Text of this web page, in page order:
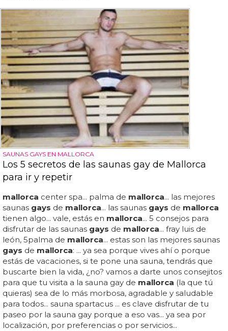
SAUNAS GAYS EN MALLORCA
Los 5 secretos de las saunas gay de Mallorca
para ir y repetir
mallorca center spa... palma de mallorca... las mejores
saunas gays de mallorca... las saunas gays de mallorca
tienen algo... vale, estás en mallorca... 5 consejos para
disfrutar de las saunas gays de mallorca... fray luis de
león, 5palma de mallorca... estas son las mejores saunas
gays de mallorca: ... ya sea porque vives ahí o porque
estás de vacaciones, si te pone una sauna, tendrás que
buscarte bien la vida, ¿no? vamos a darte unos consejitos
para que tu visita a la sauna gay de mallorca (la que tú
quieras) sea de lo más morbosa, agradable y saludable
para todos... sauna spartacus ... es clave disfrutar de tu
paseo por la sauna gay porque a eso vas... ya sea por
localización, por preferencias o por servicios...